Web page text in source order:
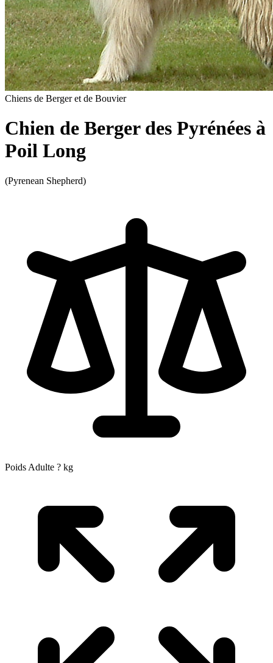
Chiens de Berger et de Bouvier
Chien de Berger des Pyrénées à
Poil Long
(Pyrenean Shepherd)
Poids Adulte ? kg